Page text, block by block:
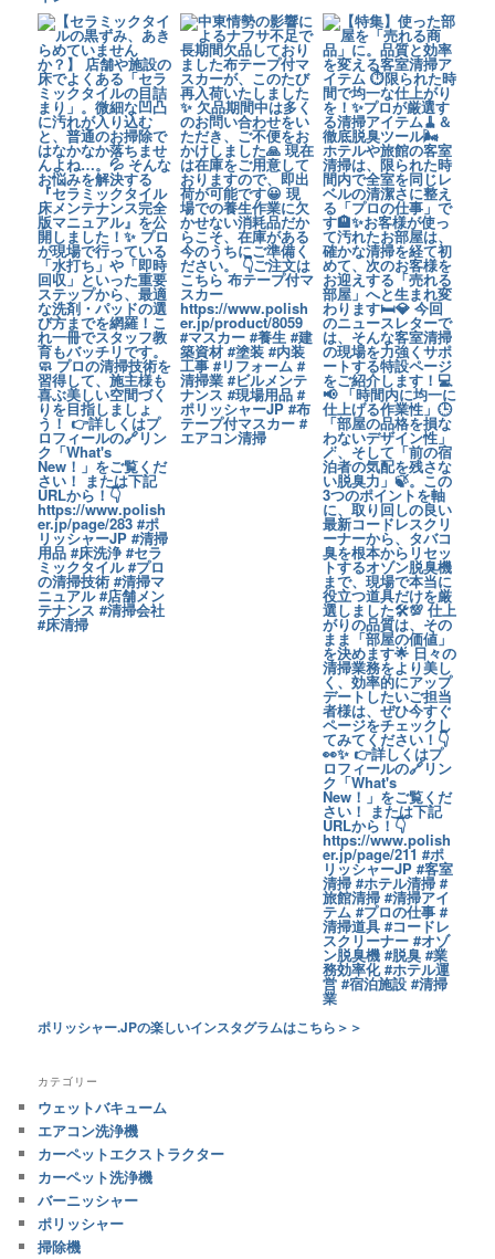
ポリッシャー.JPの楽しいインスタグラムはこちら＞＞
カテゴリー
ウェットバキューム
エアコン洗浄機
カーペットエクストラクター
カーペット洗浄機
バーニッシャー
ポリッシャー
掃除機